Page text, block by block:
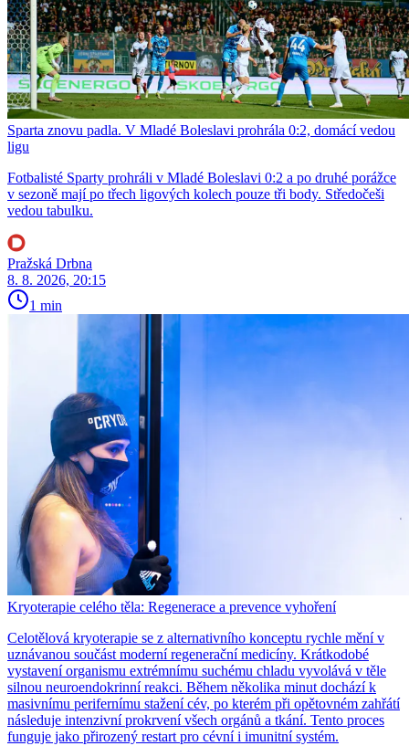
Sparta znovu padla. V Mladé Boleslavi prohrála 0:2, domácí vedou
ligu
Fotbalisté Sparty prohráli v Mladé Boleslavi 0:2 a po druhé porážce
v sezoně mají po třech ligových kolech pouze tři body. Středočeši
vedou tabulku.
Pražská Drbna
8. 8. 2026, 20:15
1 min
Kryoterapie celého těla: Regenerace a prevence vyhoření
Celotělová kryoterapie se z alternativního konceptu rychle mění v
uznávanou součást moderní regenerační medicíny. Krátkodobé
vystavení organismu extrémnímu suchému chladu vyvolává v těle
silnou neuroendokrinní reakci. Během několika minut dochází k
masivnímu perifernímu stažení cév, po kterém při opětovném zahřátí
následuje intenzivní prokrvení všech orgánů a tkání. Tento proces
funguje jako přirozený restart pro cévní i imunitní systém.